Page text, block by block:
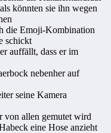
könnten sie ihn wegen
die Emoji-Kombination
schickt
auffällt, dass er im
nebenher auf
seine Kamera
von allen gemutet wird
eine Hose anzieht